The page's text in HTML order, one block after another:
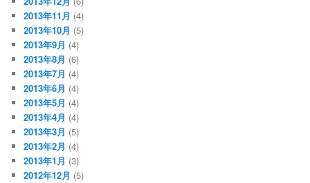
2013年11月 (4)
2013年10月 (5)
2013年9月 (4)
2013年8月 (6)
2013年7月 (4)
2013年6月 (4)
2013年5月 (4)
2013年4月 (4)
2013年3月 (5)
2013年2月 (4)
2013年1月 (3)
2012年12月 (5)